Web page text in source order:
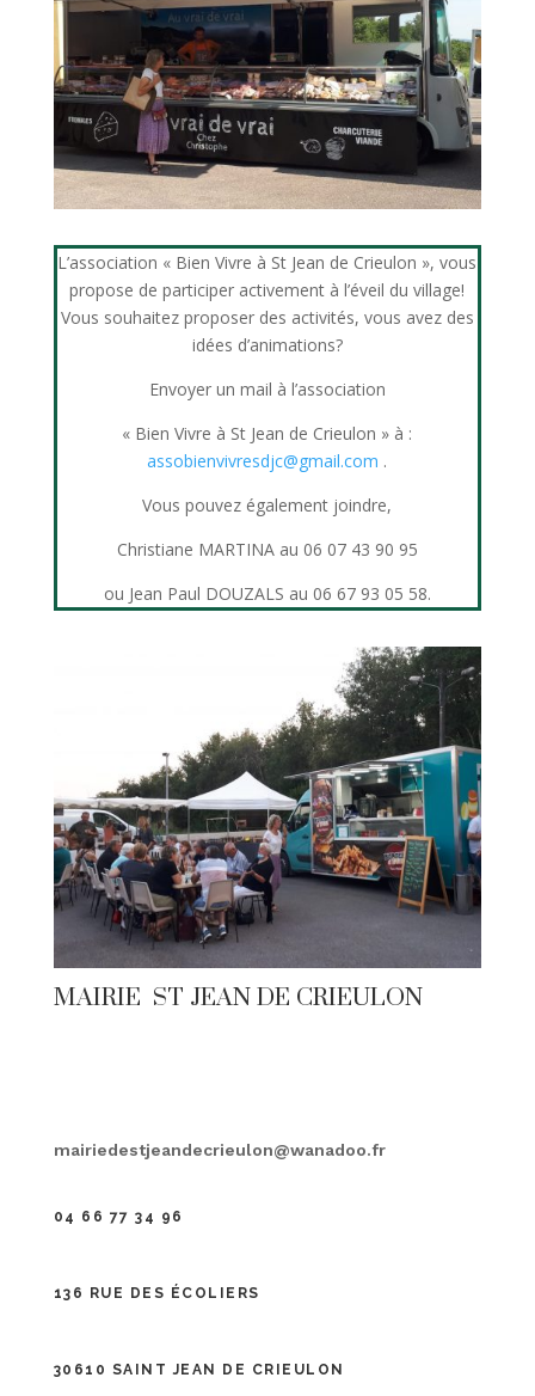
L’association « Bien Vivre à St Jean de Crieulon », vous
propose de participer activement à l’éveil du village!
Vous souhaitez proposer des activités, vous avez des
idées d’animations?
Envoyer un mail à l’association
« Bien Vivre à St Jean de Crieulon » à :
assobienvivresdjc@gmail.com .
Vous pouvez également joindre,
Christiane MARTINA au 06 07 43 90 95
ou Jean Paul DOUZALS au 06 67 93 05 58.
MAIRIE ST JEAN DE CRIEULON
mairiedestjeandecrieulon@wanadoo.fr
04 66 77 34 96
136 RUE DES ÉCOLIERS
30610 SAINT JEAN DE CRIEULON